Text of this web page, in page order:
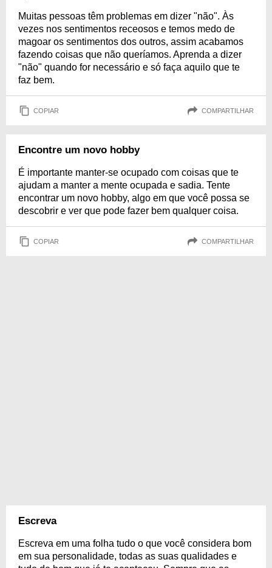
Muitas pessoas têm problemas em dizer "não". Às
vezes nos sentimentos receosos e temos medo de
magoar os sentimentos dos outros, assim acabamos
fazendo coisas que não queríamos. Aprenda a dizer
"não" quando for necessário e só faça aquilo que te
faz bem.
COPIAR COMPARTILHAR
Encontre um novo hobby
É importante manter-se ocupado com coisas que te
ajudam a manter a mente ocupada e sadia. Tente
encontrar um novo hobby, algo em que você possa se
descobrir e ver que pode fazer bem qualquer coisa.
COPIAR COMPARTILHAR
Escreva
Escreva em uma folha tudo o que você considera bom
em sua personalidade, todas as suas qualidades e